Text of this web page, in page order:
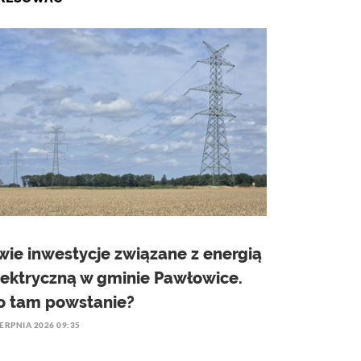
inwestycje związane z energią
w gminie Pawłowice.
tam powstanie?
2026 09:35